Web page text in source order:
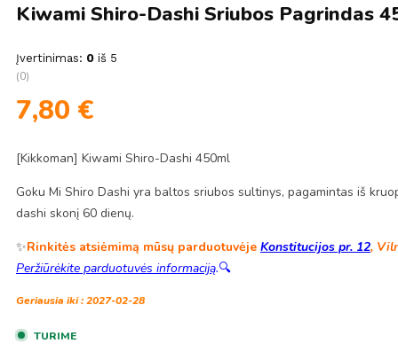
Kiwami Shiro-Dashi Sriubos Pagrindas
Įvertinimas: 0 iš 5
(0)
7,80 €
[Kikkoman] Kiwami Shiro-Dashi 450ml
Goku Mi Shiro Dashi yra baltos sriubos sultinys, pagamintas iš
dashi skonį 60 dienų.
✨Rinkitės atsiėmimą mūsų parduotuvėje Konstitucijos pr. 12,
Peržiūrėkite parduotuvės informaciją.🔍
Geriausia iki : 2027-02-28
TURIME